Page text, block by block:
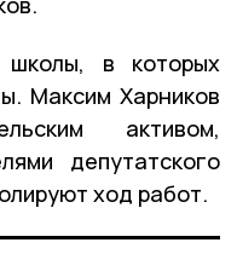
школы, в которых
Максим Харников
активом,
депутатского
ход работ.